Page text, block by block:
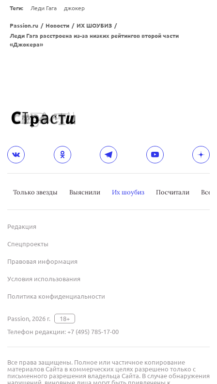
Теги: Леди Гага джокер
Passion.ru / Новости / ИХ ШОУБИЗ /
Леди Гага расстроена из-за низких рейтингов второй части
«Джокера»
Только звезды Выяснили Их шоубиз Посчитали
Редакция
Спецпроекты
Правовая информация
Условия использования
Политика конфиденциальности
Passion, 2026 г.
18+
Телефон редакции:+7 (495) 785-17-00
Все права защищены. Полное или частичное копирование
материалов Сайта в коммерческих целях разрешено только с
письменного разрешения владельца Сайта. В случае обнаружения